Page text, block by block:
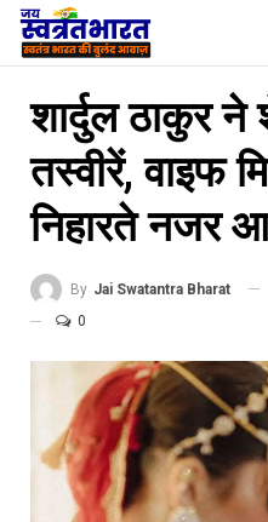
शार्दुल ठाकुर ने
तस्वीरें, वाइफ
निहारते नजर
By Jai Swatantra Bharat
0